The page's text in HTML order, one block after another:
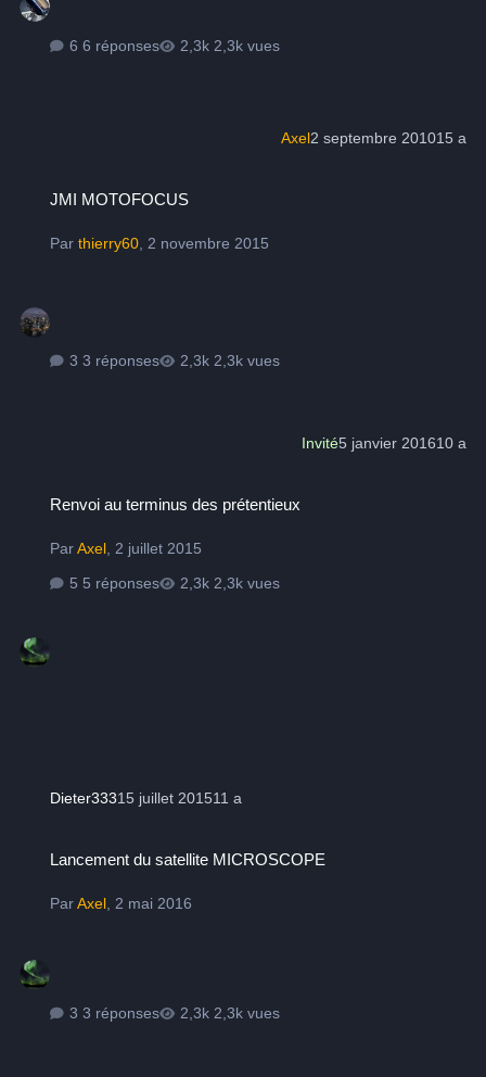
6 réponses 2,3k vues
Axel2 septembre 201015 a
JMI MOTOFOCUS
Parthierry60,2 novembre 2015
3 réponses 2,3k vues
Invité5 janvier 201610 a
Renvoi au terminus des prétentieux
ParAxel,2 juillet 2015
5 réponses
2,3k vues
Dieter33315 juillet 201511 a
Lancement du satellite MICROSCOPE
ParAxel,2 mai 2016
3 réponses 2,3k vues